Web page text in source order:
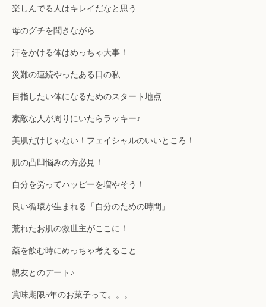
楽しんでる人はキレイだなと思う
母のグチを聞きながら
汗をかける体はめっちゃ大事！
災難の連続やったある日の私
目指したい体になるためのスタート地点
素敵な人が周りにいたらラッキー♪
美肌だけじゃない！フェイシャルのいいところ！
肌の凸凹悩みの方必見！
自分を労ってハッピーを増やそう！
良い循環が生まれる「自分のための時間」
荒れたお肌の救世主がここに！
薬を飲む時にめっちゃ考えること
親友とのデート♪
賞味期限5年のお菓子って。。。